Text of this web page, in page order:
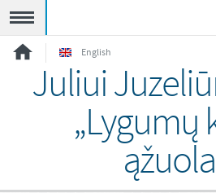
English
Juliui
„Lygumų